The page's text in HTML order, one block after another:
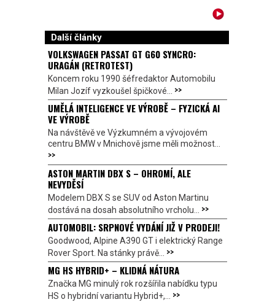
Další články
VOLKSWAGEN PASSAT GT G60 SYNCRO:
URAGÁN (RETROTEST)
Koncem roku 1990 šéfredaktor Automobilu
Milan Jozíf vyzkoušel špičkové... >>
UMĚLÁ INTELIGENCE VE VÝROBĚ – FYZICKÁ AI
VE VÝROBĚ
Na návštěvě ve Výzkumném a vývojovém
centru BMW v Mnichově jsme měli možnost...
>>
ASTON MARTIN DBX S – OHROMÍ, ALE
NEVYDĚSÍ
Modelem DBX S se SUV od Aston Martinu
dostává na dosah absolutního vrcholu... >>
AUTOMOBIL: SRPNOVÉ VYDÁNÍ JIŽ V PRODEJI!
Goodwood, Alpine A390 GT i elektrický Range
Rover Sport. Na stánky právě... >>
MG HS HYBRID+ – KLIDNÁ NÁTURA
Značka MG minulý rok rozšířila nabídku typu
HS o hybridní variantu Hybrid+,... >>